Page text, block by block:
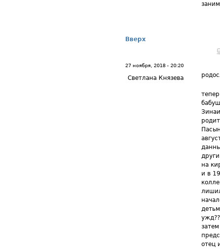
Вверх
27 ноября, 2018 - 20:20
Светлана Князева
на
и в
отец